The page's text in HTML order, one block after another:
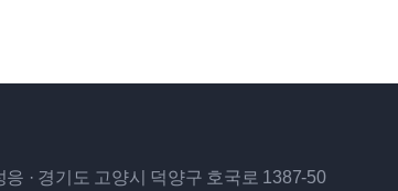
응 · 경기도 고양시 덕양구 호국로 1387-50